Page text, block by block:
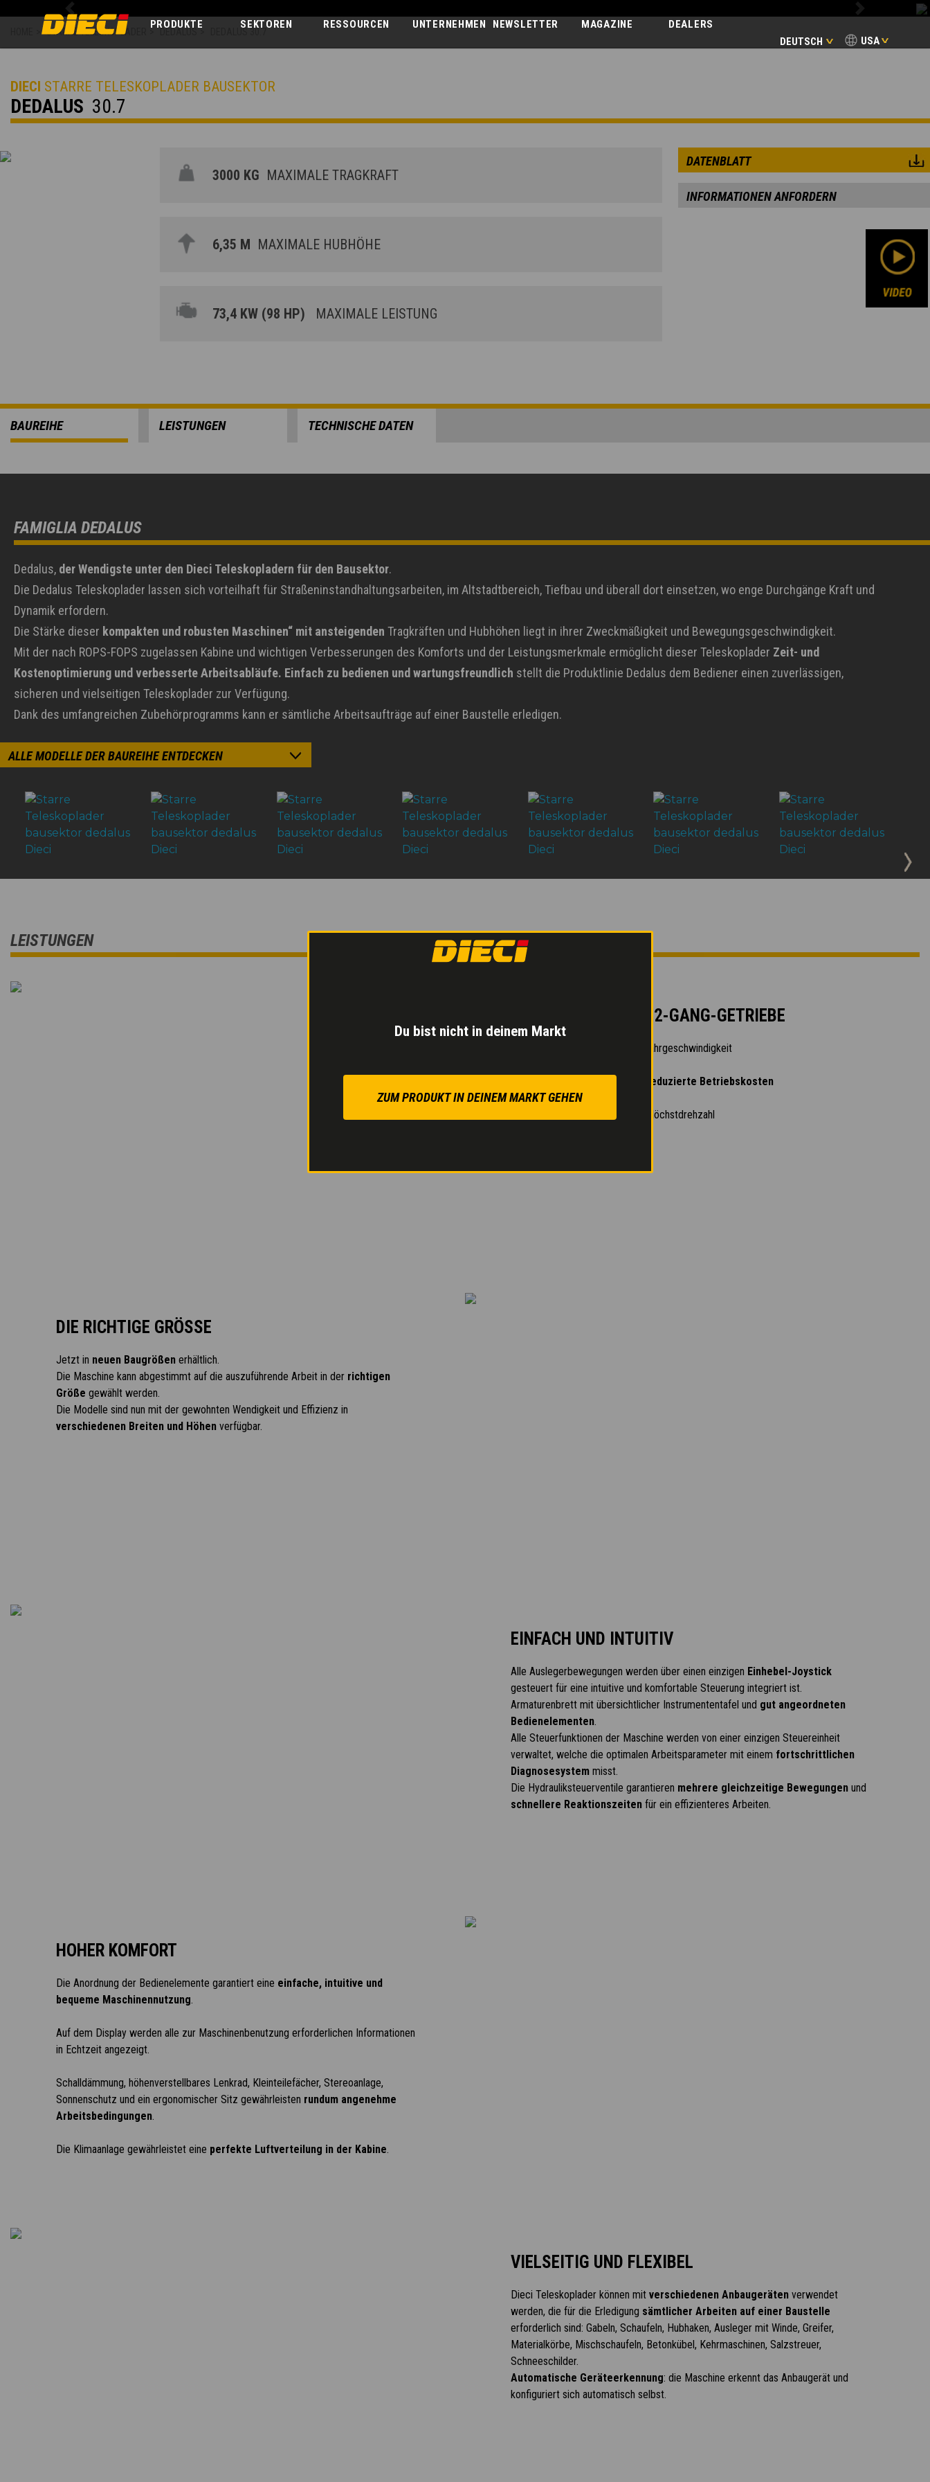
Du bist nicht in deinem Markt
ZUM PRODUKT IN DEINEM MARKT GEHEN
USA
DEUTSCH
NEWSLETTER MAGAZINE DEALERS
PRODUKTE SEKTOREN RESSOURCEN UNTERNEHMEN
Previous Next
DEDALUS
STARRE TELESKOPLADER
DIECI STARRE TELESKOPLADER BAUSEKTOR
DEDALUS 30.7
3000 KG MAXIMALE TRAGKRAFT
6,35 M MAXIMALE HUBHÖHE
73,4 KW (98 HP) MAXIMALE LEISTUNG
DATENBLATT
INFORMATIONEN ANFORDERN
BAUREIHE LEISTUNGEN TECHNISCHE DATEN
FAMIGLIA DEDALUS
Dedalus, der Wendigste unter den Dieci Teleskopladern für den Bausektor.
Die Dedalus Teleskoplader lassen sich vorteilhaft für Straßeninstandhaltungsarbeiten, im Altstadtbereich, Tiefbau und überall dort einsetzen, wo enge Durchgänge Kraft und
Dynamik erfordern.
Die Stärke dieser kompakten und robusten Maschinen“ mit ansteigenden Tragkräften und Hubhöhen liegt in ihrer Zweckmäßigkeit und Bewegungsgeschwindigkeit.
Mit der nach ROPS-FOPS zugelassen Kabine und wichtigen Verbesserungen des Komforts und der Leistungsmerkmale ermöglicht dieser Teleskoplader Zeit- und
Kostenoptimierung und verbesserte Arbeitsabläufe. Einfach zu bedienen und wartungsfreundlich stellt die Produktlinie Dedalus dem Bediener einen zuverlässigen,
sicheren und vielseitigen Teleskoplader zur Verfügung.
Dank des umfangreichen Zubehörprogramms kann er sämtliche Arbeitsaufträge auf einer Baustelle erledigen.
ALLE MODELLE DER BAUREIHE ENTDECKEN
LEISTUNGEN
HYDROSTATISCHES 2-GANG-GETRIEBE
für kontrollierte Fahrgeschwindigkeit
Sparsamer Verbrauch und reduzierte Betriebskosten
Maximale Präzision auch bei Höchstdrehzahl
DIE RICHTIGE GRÖSSE
Jetzt in neuen Baugrößenerhältlich.
Die Maschine kann abgestimmt auf die auszuführende Arbeit in der richtigen
Größe gewählt werden.
Die Modelle sind nun mit der gewohnten Wendigkeit und Effizienz in
verschiedenen Breiten und Höhenverfügbar.
EINFACH UND INTUITIV
Alle Auslegerbewegungen werden über einen einzigen Einhebel-Joystick
gesteuert für eine intuitive und komfortable Steuerung integriert ist.
Armaturenbrett mit übersichtlicher Instrumententafel und gut angeordneten
Bedienelementen.
Alle Steuerfunktionen der Maschine werden von einer einzigen Steuereinheit
verwaltet, welche die optimalen Arbeitsparameter mit einem fortschrittlichen
Diagnosesystemmisst.
Die Hydrauliksteuerventile garantieren mehrere gleichzeitige Bewegungenund
schnellere Reaktionszeitenfür ein effizienteres Arbeiten.
HOHER KOMFORT
Die Anordnung der Bedienelemente garantiert eine einfache, intuitive und
bequeme Maschinennutzung.
Auf dem Display werden alle zur Maschinenbenutzung erforderlichen Informationen
in Echtzeit angezeigt.
Schalldämmung, höhenverstellbares Lenkrad, Kleinteilefächer, Stereoanlage,
Sonnenschutz und ein ergonomischer Sitz gewährleisten rundum angenehme
Arbeitsbedingungen.
Die Klimaanlage gewährleistet eine perfekte Luftverteilung in der Kabine.
VIELSEITIG UND FLEXIBEL
Dieci Teleskoplader können mit verschiedenen Anbaugerätenverwendet
werden, die für die Erledigung sämtlicher Arbeiten auf einer Baustelle
erforderlich sind: Gabeln, Schaufeln, Hubhaken, Ausleger mit Winde, Greifer,
Materialkörbe, Mischschaufeln, Betonkübel, Kehrmaschinen, Salzstreuer,
Schneeschilder.
Automatische Geräteerkennung: die Maschine erkennt das Anbaugerät und
konfiguriert sich automatisch selbst.